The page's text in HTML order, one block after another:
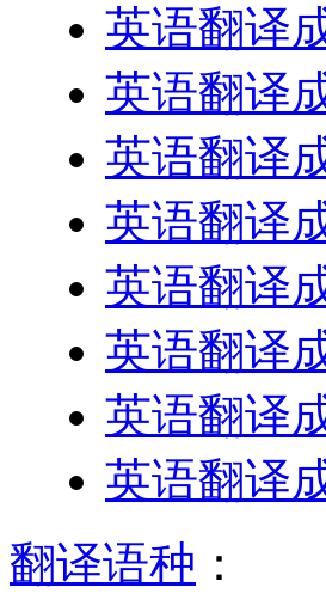
英语翻译
英语翻译
英语翻译
英语翻译
英语翻译
英语翻译
英语翻译
英语翻译
翻译语种 ：